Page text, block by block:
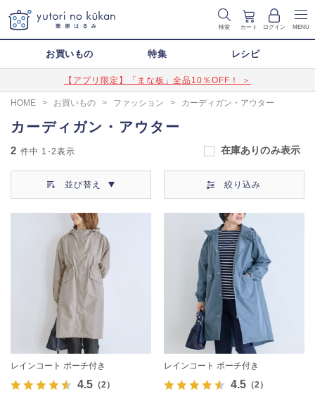
検索 カート ログイン MENU
お買いもの 特集 レシピ
【アプリ限定】「まな板」全品10％OFF！ ＞
HOME > お買いもの > ファッション > カーディガン・アウター
カーディガン・アウター
2 件中 1-2表示 在庫ありのみ表示
並び替え 絞り込み
レインコート ポーチ付き
4.5（2）
レインコート ポーチ付き
4.5（2）